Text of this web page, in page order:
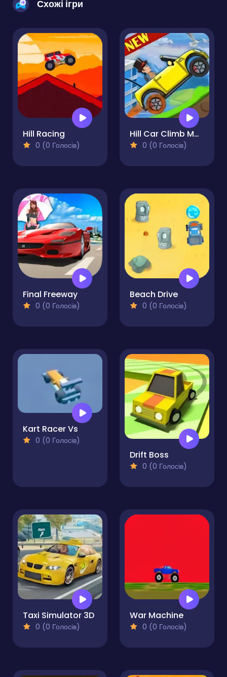
Схожі ігри
Hill Racing
0 (0 Голосів)
Hill Car Climb Mountain Hill Racing
0 (0 Голосів)
Final Freeway
0 (0 Голосів)
Beach Drive
0 (0 Голосів)
Kart Racer Vs
0 (0 Голосів)
Drift Boss
0 (0 Голосів)
Taxi Simulator 3D
0 (0 Голосів)
War Machine
0 (0 Голосів)